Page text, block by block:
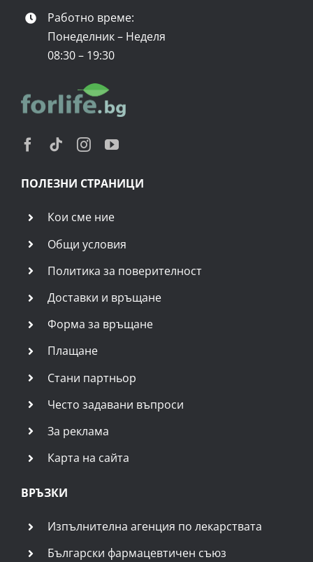
Работно време:
Понеделник – Неделя
08:30 – 19:30
ПОЛЕЗНИ СТРАНИЦИ
Кои сме ние
Общи условия
Политика за поверителност
Доставки и връщане
Форма за връщане
Плащане
Стани партньор
Често задавани въпроси
За реклама
Карта на сайта
ВРЪЗКИ
Изпълнителна агенция по лекарствата
Български фармацевтичен съюз